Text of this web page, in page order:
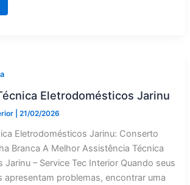
Eletrodomésticos Jarinu
|21/02/2026
Eletrodomésticos Jarinu: Conserto
Branca A Melhor Assistência Técnica
Jarinu – Service Tec Interior Quando seus
apresentam problemas, encontrar uma